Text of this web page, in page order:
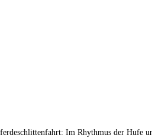
Im Rhythmus der Hufe